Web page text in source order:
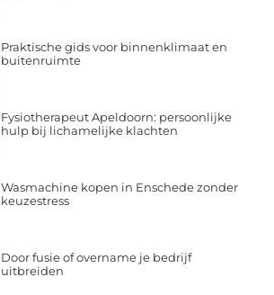
Praktische gids voor binnenklimaat en
buitenruimte
Fysiotherapeut Apeldoorn: persoonlijke
hulp bij lichamelijke klachten
Wasmachine kopen in Enschede zonder
keuzestress
Door fusie of overname je bedrijf
uitbreiden